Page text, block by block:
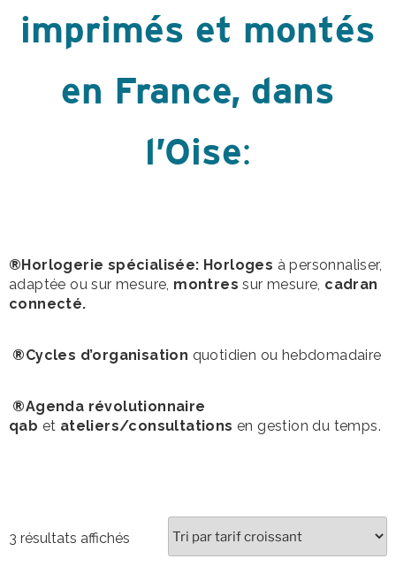
imprimés et montés
en France, dans
l’Oise:
®Horlogerie spécialisée: Horloges à personnaliser,
adaptée ou sur mesure, montressur mesure, cadran
connecté.
®Cycles d’organisation quotidien ou hebdomadaire
®Agenda révolutionnaire
qab et ateliers/consultations en gestion du temps.
3 résultats affichés